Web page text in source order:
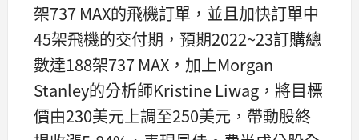
架737 MAX的飛機訂單，並且加快訂單中
45架飛機的交付期，預期2022~23訂購總
數達188架737 MAX，加上Morgan
Stanley的分析師Kristine Liwag，將目標
價由230美元上調至250美元，帶動股終